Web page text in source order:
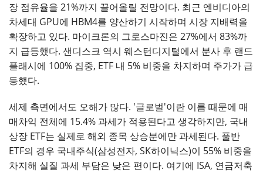
장 점유율을 21%까지 끌어올릴 전망이다. 최근 엔비디아의
차세대 GPU에 HBM4를 양산하기 시작하며 시장 지배력을
확장하고 있다. 마이크론의 그로스마진은 27%에서 83%까
지 급등했다. 샌디스크 역시 웨스턴디지털에서 분사 후 랜드
플래시에 100% 집중, ETF 내 5% 비중을 차지하며 주가가 급
등했다.
세제 측면에서도 오해가 많다. '글로벌'이란 이름 때문에 매
매차익 전체에 15.4% 과세가 적용된다고 생각하지만, 국내
상장 ETF는 실제로 해외 종목 상승분에만 과세된다. 풀반
ETF의 경우 국내주식(삼성전자, SK하이닉스)이 55% 비중을
차지해 실질 과세 부담은 낮은 편이다. 여기에 ISA, 연금저축